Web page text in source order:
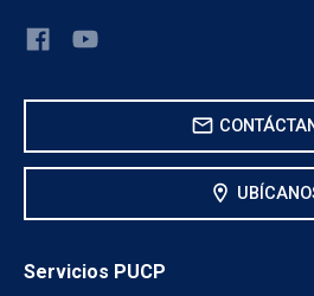
mail
location_on
Servicios PUCP